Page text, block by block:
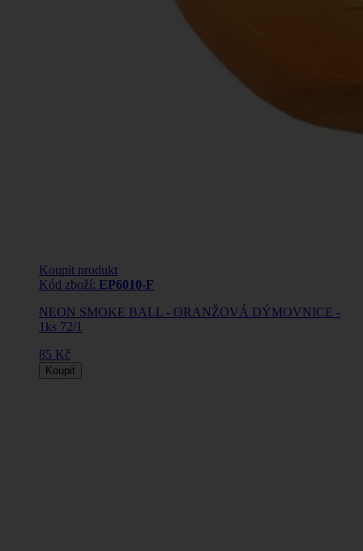
Koupit produkt
Kód zboží: EP6010-F
NEON SMOKE BALL - ORANŽOVÁ DÝMOVNICE -
1ks 72/1
85 Kč
Koupit